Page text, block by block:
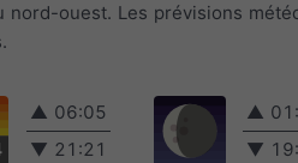
nord-ouest. Les prévisions
▲ 06:05
▼ 21:21
▲
▼